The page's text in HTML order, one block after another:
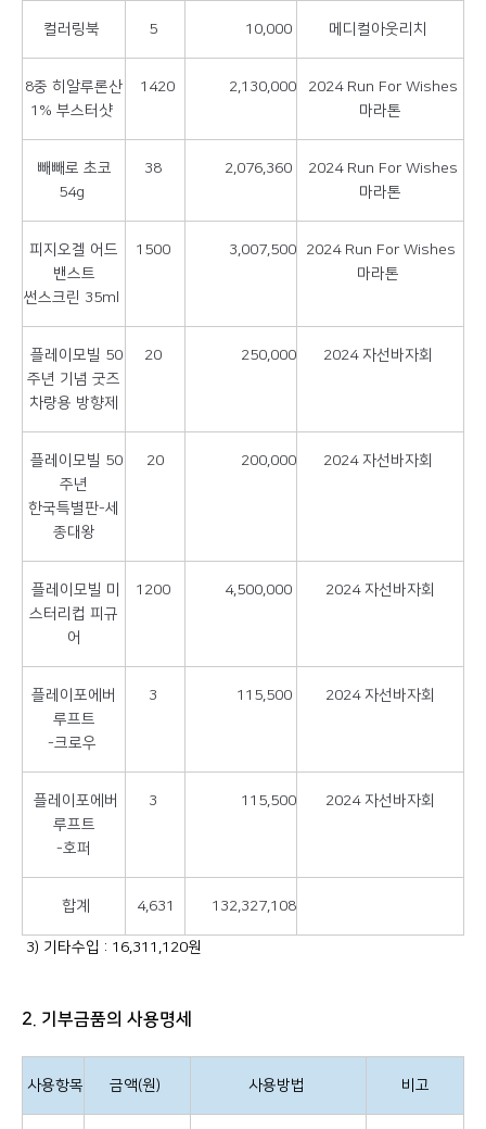
컬러링북 5 10,000 메디컬아웃리치
8중 히알루론산
1% 부스터샷
1420 2,130,000
2024 Run For Wishes
마라톤
빼빼로 초코
54g
38 2,076,360
2024 Run For Wishes
마라톤
피지오겔 어드
밴스트
썬스크린 35ml
1500 3,007,500
2024 Run For Wishes
마라톤
플레이모빌 50
주년 기념 굿즈
차량용 방향제
20 250,000 2024 자선바자회
플레이모빌 50
주년
한국특별판-세
종대왕
20 200,000 2024 자선바자회
플레이모빌 미
스터리컵 피규
어
1200 4,500,000 2024 자선바자회
플레이포에버
루프트
-크로우
3 115,500 2024 자선바자회
플레이포에버
루프트
-호퍼
3 115,500 2024 자선바자회
합계 4,631 132,327,108
3) 기타수입 : 16,311,120원
2. 기부금품의 사용명세
사용항목 금액(원) 사용방법 비고